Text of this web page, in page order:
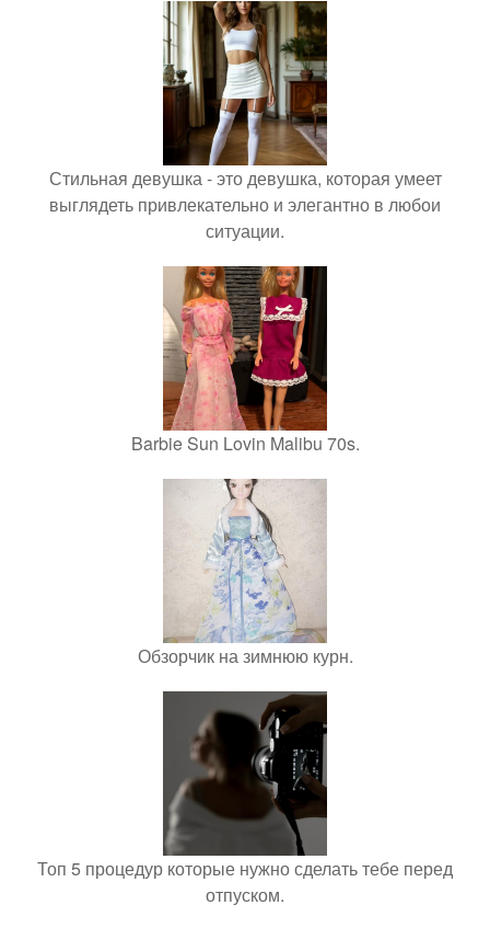
Стильная девушка - это девушка, которая умеет
выглядеть привлекательно и элегантно в любои
ситуации.
Barbie Sun Lovin Malibu 70s.
Обзорчик на зимнюю курн.
Топ 5 процедур которые нужно сделать тебе перед
отпуском.